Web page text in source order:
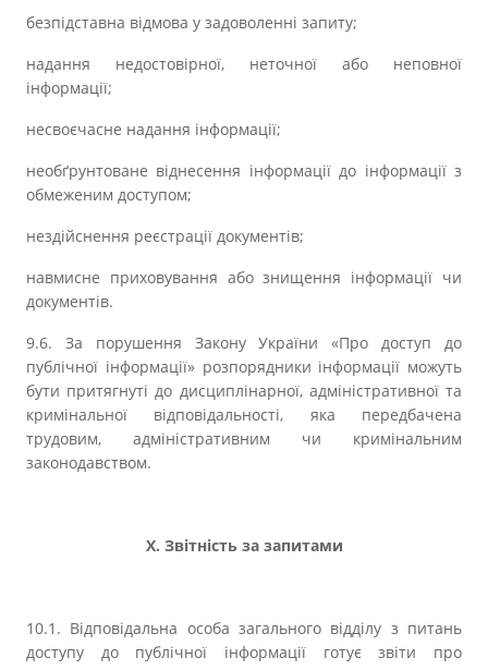
безпідставна відмова у задоволенні запиту;
надання недостовірної, неточної або неповної
інформації;
несвоєчасне надання інформації;
необґрунтоване віднесення інформації до інформації з
обмеженим доступом;
нездійснення реєстрації документів;
навмисне приховування або знищення інформації чи
документів.
9.6. За порушення Закону України «Про доступ до
публічної інформації» розпорядники інформації можуть
бути притягнуті до дисциплінарної, адміністративної та
кримінальної відповідальності, яка передбачена
трудовим, адміністративним чи кримінальним
законодавством.
X. Звітність за запитами
10.1. Відповідальна особа загального відділу з питань
доступу до публічної інформації готує звіти про